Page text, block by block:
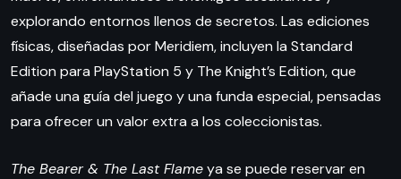
explorando entornos llenos de secretos. Las ediciones
físicas, diseñadas por Meridiem, incluyen la Standard
Edition para PlayStation 5 y The Knight’s Edition, que
añade una guía del juego y una funda especial, pensadas
para ofrecer un valor extra a los coleccionistas.
The Bearer & The Last Flameya se puede reservar en